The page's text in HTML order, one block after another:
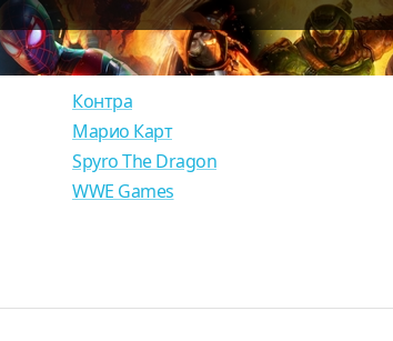
Контра
Марио Карт
Spyro The Dragon
WWE Games